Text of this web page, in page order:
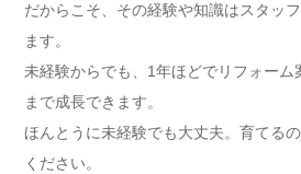
だからこそ、その経験や知識はスタッ
ます。
未経験からでも、1年ほどでリフォー
まで成長できます。
ほんとうに未経験でも大丈夫。育てる
ください。